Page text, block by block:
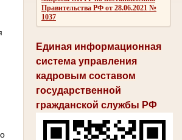
Правительства РФ от 28.06.2021 №
1037
Единая информационная
система управления
кадровым составом
государственной
гражданской службы РФ